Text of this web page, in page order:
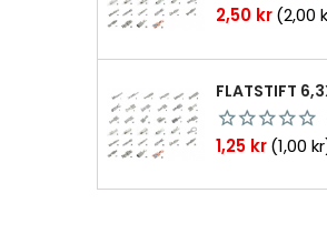
Pris
2,50 kr(2,00
Pris
1,25 kr(1,00